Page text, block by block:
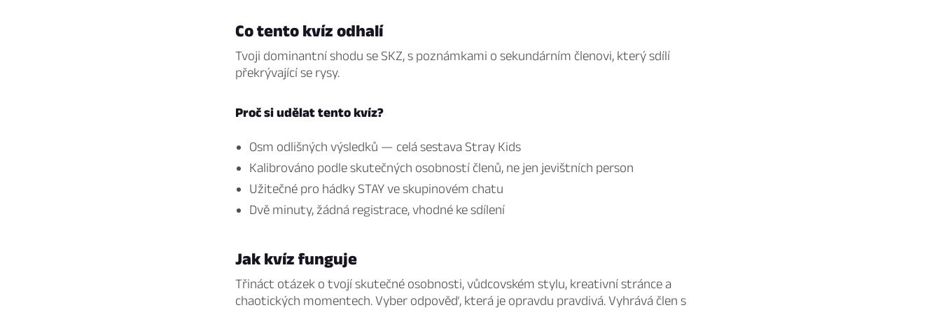
Co tento kvíz odhalí
Tvoji dominantní shodu se SKZ, s poznámkami o sekundárním členovi, který sdílí
překrývající se rysy.
Proč si udělat tento kvíz?
Osm odlišných výsledků — celá sestava Stray Kids
Kalibrováno podle skutečných osobností členů, ne jen jevištních person
Užitečné pro hádky STAY ve skupinovém chatu
Dvě minuty, žádná registrace, vhodné ke sdílení
Jak kvíz funguje
Třináct otázek o tvojí skutečné osobnosti, vůdcovském stylu, kreativní stránce a
chaotických momentech. Vyber odpověď, která je opravdu pravdivá. Vyhrává člen s